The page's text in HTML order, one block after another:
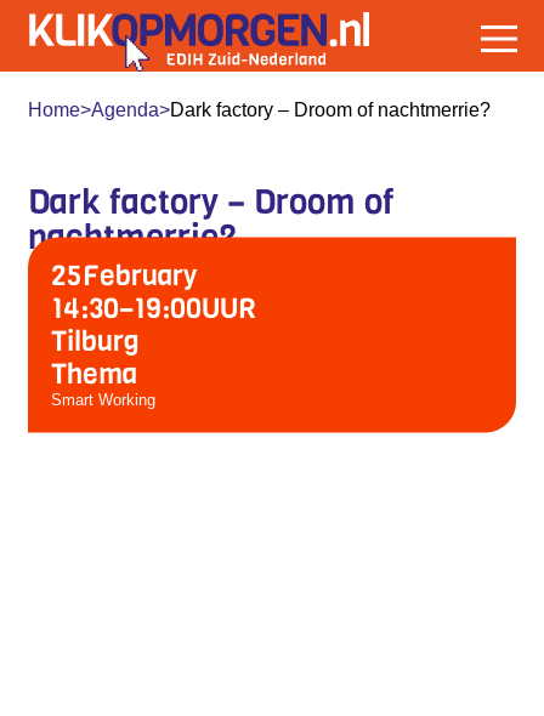
Home>Agenda>Dark factory – Droom of nachtmerrie?
Dark factory – Droom of
nachtmerrie?
25February
14:30–19:00UUR
Tilburg
Thema
Smart Working